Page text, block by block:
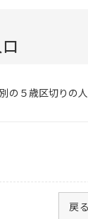
の５歳区切りの
戻る